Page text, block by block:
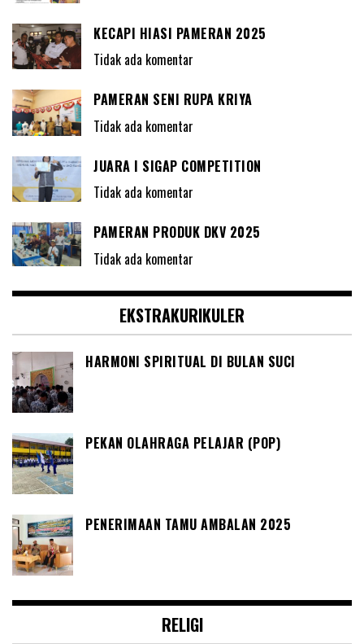
KECAPI HIASI PAMERAN 2025
Tidak ada komentar
PAMERAN SENI RUPA KRIYA
Tidak ada komentar
JUARA I SIGAP COMPETITION
Tidak ada komentar
PAMERAN PRODUK DKV 2025
Tidak ada komentar
EKSTRAKURIKULER
HARMONI SPIRITUAL DI BULAN SUCI
PEKAN OLAHRAGA PELAJAR (POP)
PENERIMAAN TAMU AMBALAN 2025
RELIGI